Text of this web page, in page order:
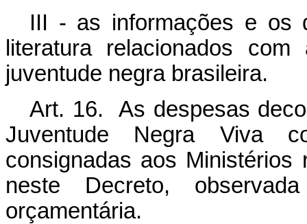
III - as informações e os
literatura relacionados
juventude negra brasileira.
Art. 16. As despesas
Juventude Negra Viva
consignadas aos
neste Decreto,
orçamentária.